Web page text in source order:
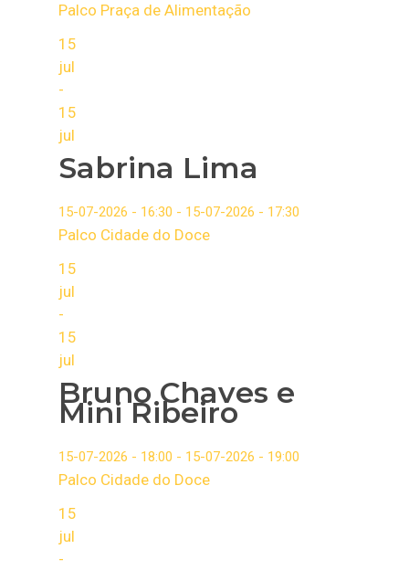
Palco Praça de Alimentação
15
jul
-
15
jul
Sabrina Lima
15-07-2026 - 16:30 - 15-07-2026 - 17:30
Palco Cidade do Doce
15
jul
-
15
jul
Bruno Chaves e
Mini Ribeiro
15-07-2026 - 18:00 - 15-07-2026 - 19:00
Palco Cidade do Doce
15
jul
-